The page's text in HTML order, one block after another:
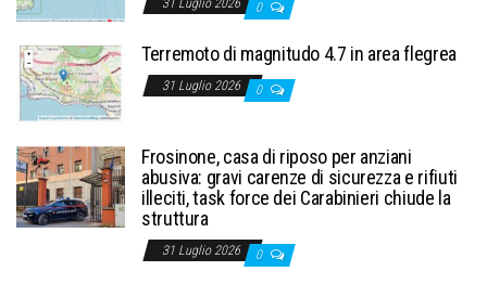
0
Terremoto di magnitudo 4.7 in area flegrea
31 Luglio 2026 0
Frosinone, casa di riposo per anziani
abusiva: gravi carenze di sicurezza e rifiuti
illeciti, task force dei Carabinieri chiude la
struttura
31 Luglio 2026 0